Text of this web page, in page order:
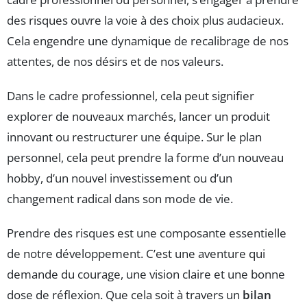
des risques ouvre la voie à des choix plus audacieux.
Cela engendre une dynamique de recalibrage de nos
attentes, de nos désirs et de nos valeurs.
Dans le cadre professionnel, cela peut signifier
explorer de nouveaux marchés, lancer un produit
innovant ou restructurer une équipe. Sur le plan
personnel, cela peut prendre la forme d’un nouveau
hobby, d’un nouvel investissement ou d’un
changement radical dans son mode de vie.
Prendre des risques est une composante essentielle
de notre développement. C’est une aventure qui
demande du courage, une vision claire et une bonne
dose de réflexion. Que cela soit à travers un bilan